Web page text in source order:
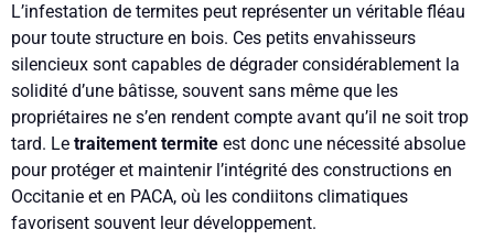
L’infestation de termites peut représenter un véritable fléau
pour toute structure en bois. Ces petits envahisseurs
silencieux sont capables de dégrader considérablement la
solidité d’une bâtisse, souvent sans même que les
propriétaires ne s’en rendent compte avant qu’il ne soit trop
tard. Le traitement termite est donc une nécessité absolue
pour protéger et maintenir l’intégrité des constructions en
Occitanie et en PACA, où les condiitons climatiques
favorisent souvent leur développement.